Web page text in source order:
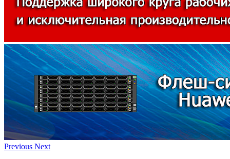
Previous Next